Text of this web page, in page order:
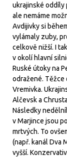
ukrajinské oddíly
ale nemáme
Avdijivky si
vylámaly zuby,
celkově nižší. I
v okolí hlavní
Ruské útoky na
odražené. Těžce
Vremivka.
Alčevsk a
Následky
v Marjince jsou
mrtvých. To
(např. kanál Dva
vyšší.